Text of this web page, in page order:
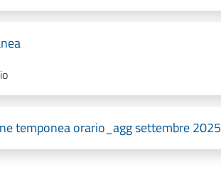
temponea orario_agg settembre 2025